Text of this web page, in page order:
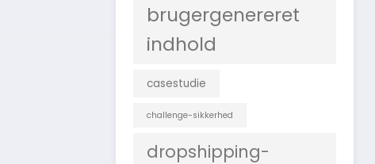
brugergenereret
indhold
casestudie
challenge-sikkerhed
dropshipping-